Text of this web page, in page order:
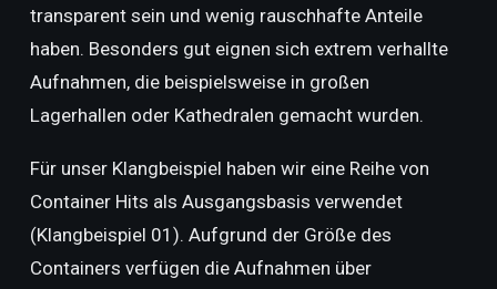
transparent sein und wenig rauschhafte Anteile
haben. Besonders gut eignen sich extrem verhallte
Aufnahmen, die beispielsweise in großen
Lagerhallen oder Kathedralen gemacht wurden.
Für unser Klangbeispiel haben wir eine Reihe von
Container Hits als Ausgangsbasis verwendet
(Klangbeispiel 01). Aufgrund der Größe des
Containers verfügen die Aufnahmen über